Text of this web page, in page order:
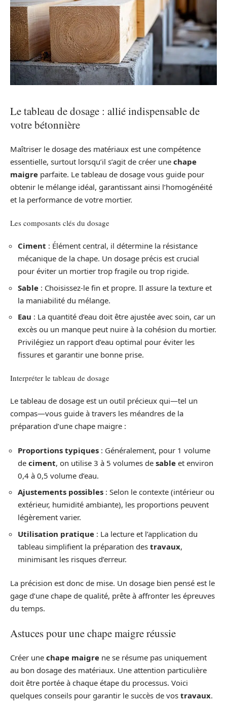
Le tableau de dosage : allié indispensable de
votre bétonnière
Maîtriser le dosage des matériaux est une compétence
essentielle, surtout lorsqu’il s’agit de créer une chape
maigre parfaite. Le tableau de dosage vous guide pour
obtenir le mélange idéal, garantissant ainsi l’homogénéité
et la performance de votre mortier.
Les composants clés du dosage
Ciment : Élément central, il détermine la résistance
mécanique de la chape. Un dosage précis est crucial
pour éviter un mortier trop fragile ou trop rigide.
Sable : Choisissez-le fin et propre. Il assure la texture et
la maniabilité du mélange.
Eau : La quantité d’eau doit être ajustée avec soin, car un
excès ou un manque peut nuire à la cohésion du mortier.
Privilégiez un rapport d’eau optimal pour éviter les
fissures et garantir une bonne prise.
Interpréter le tableau de dosage
Le tableau de dosage est un outil précieux qui—tel un
compas—vous guide à travers les méandres de la
préparation d’une chape maigre :
Proportions typiques : Généralement, pour 1 volume
de ciment, on utilise 3 à 5 volumes de sable et environ
0,4 à 0,5 volume d’eau.
Ajustements possibles : Selon le contexte (intérieur ou
extérieur, humidité ambiante), les proportions peuvent
légèrement varier.
Utilisation pratique : La lecture et l’application du
tableau simplifient la préparation des travaux,
minimisant les risques d’erreur.
La précision est donc de mise. Un dosage bien pensé est le
gage d’une chape de qualité, prête à affronter les épreuves
du temps.
Astuces pour une chape maigre réussie
Créer une chape maigre ne se résume pas uniquement
au bon dosage des matériaux. Une attention particulière
doit être portée à chaque étape du processus. Voici
quelques conseils pour garantir le succès de vos travaux.